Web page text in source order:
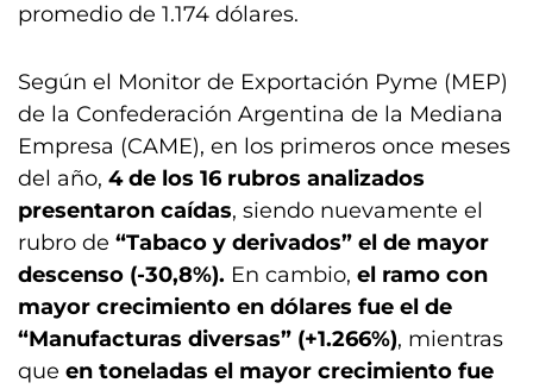
promedio de 1.174 dólares.
Según el Monitor de Exportación Pyme (MEP)
de la Confederación Argentina de la Mediana
Empresa (CAME), en los primeros once meses
del año, 4 de los 16 rubros analizados
presentaron caídas, siendo nuevamente el
rubro de “Tabaco y derivados” el de mayor
descenso (-30,8%). En cambio, el ramo con
mayor crecimiento en dólares fue el de
“Manufacturas diversas” (+1.266%), mientras
que en toneladas el mayor crecimiento fue